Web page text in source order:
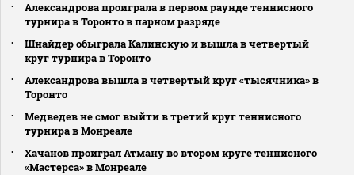
Александрова проиграла в первом раунде теннисного
турнира в Торонто в парном разряде
Шнайдер обыграла Калинскую и вышла в четвертый
круг турнира в Торонто
Александрова вышла в четвертый круг «тысячника» в
Торонто
Медведев не смог выйти в третий круг теннисного
турнира в Монреале
Хачанов проиграл Атману во втором круге теннисного
«Мастерса» в Монреале